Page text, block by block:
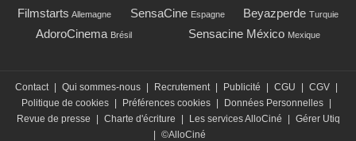
Filmstarts Allemagne SensaCine Espagne Beyazperde Turquie
AdoroCinema Brésil Sensacine México Mexique
Contact | Qui sommes-nous | Recrutement | Publicité | CGU | CGV |
Politique de cookies | Préférences cookies | Données Personnelles |
Revue de presse
| Charte d'écriture | Les services AlloCiné | Gérer Utiq
| ©AlloCiné